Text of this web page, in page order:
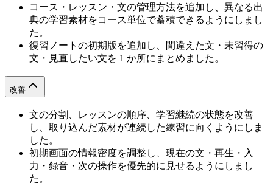
コース・レッスン・文の管理方法を追加し、異なる出
典の学習素材をコース単位で蓄積できるようにしまし
た。
復習ノートの初期版を追加し、間違えた文・未習得の
文・見直したい文を 1 か所にまとめました。
改善
文の分割、レッスンの順序、学習継続の状態を改善
し、取り込んだ素材が連続した練習に向くようにしま
した。
初期画面の情報密度を調整し、現在の文・再生・入
力・録音・次の操作を優先的に見せるようにしまし
た。